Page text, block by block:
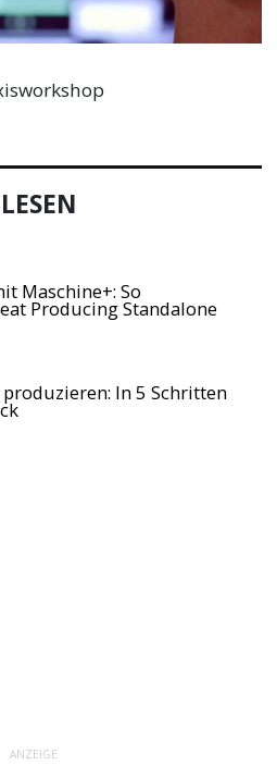
Maschine+: So
Producing Standalone
In 5 Schritten
ANZEIGE